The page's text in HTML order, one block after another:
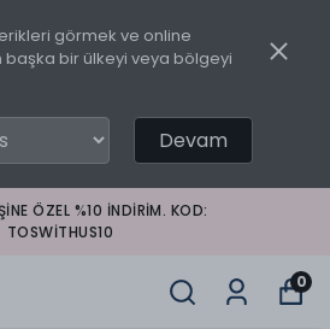
görmek ve online
başka bir ülkeyi veya bölgeyi
Devam
ÖZEL %10 INDIRIM. KOD:
TOSWITHUS10
0